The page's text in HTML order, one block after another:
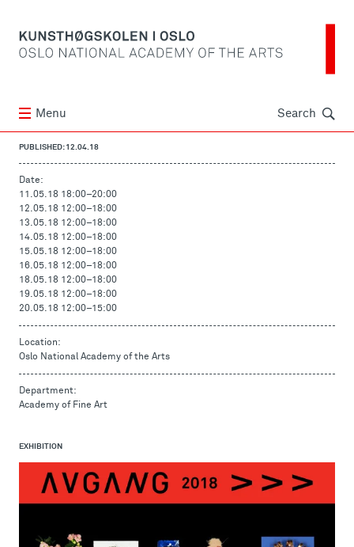
Menu Search Søk
PUBLISHED: 12.04.18
Date:
11.05.18 18:00–20:00
12.05.18 12:00–18:00
13.05.18 12:00–18:00
14.05.18 12:00–18:00
15.05.18 12:00–18:00
16.05.18 12:00–18:00
18.05.18 12:00–18:00
19.05.18 12:00–18:00
20.05.18 12:00–15:00
Location:
Oslo National Academy of the Arts
Department:
Academy of Fine Art
EXHIBITION